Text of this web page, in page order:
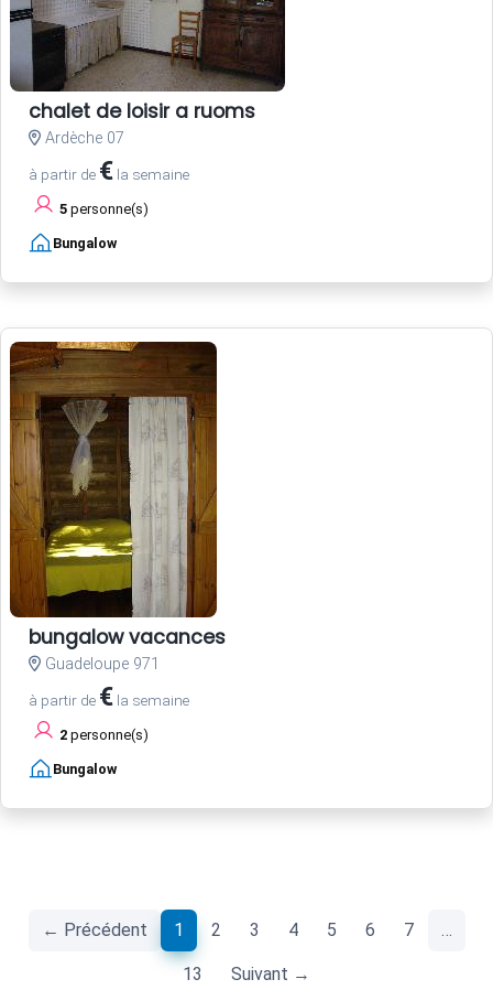
chalet de loisir a ruoms
Ardèche 07
à partir de € la semaine
5 personne(s)
Bungalow
bungalow vacances
Guadeloupe 971
à partir de € la semaine
2 personne(s)
Bungalow
← Précédent 1 (current)
2 3 4 5 6 7 …
13 Suivant →